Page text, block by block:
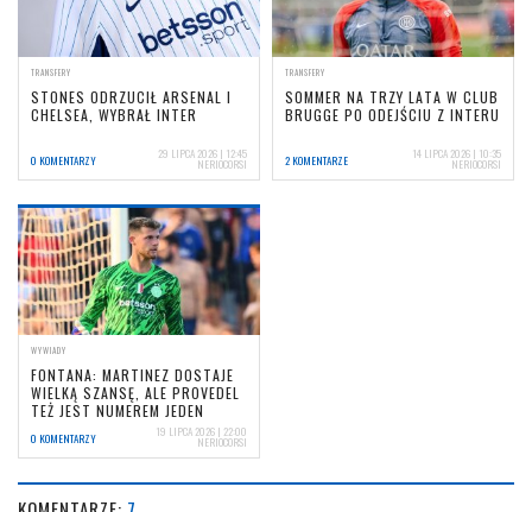
TRANSFERY
STONES ODRZUCIŁ ARSENAL I
CHELSEA, WYBRAŁ INTER
0 KOMENTARZY 29 LIPCA 2026 | 12:45
NERIOCORSI
TRANSFERY
SOMMER NA TRZY LATA W CLUB
BRUGGE PO ODEJŚCIU Z INTERU
2 KOMENTARZE 14 LIPCA 2026 | 10:35
NERIOCORSI
WYWIADY
FONTANA: MARTINEZ DOSTAJE
WIELKĄ SZANSĘ, ALE PROVEDEL
TEŻ JEST NUMEREM JEDEN
0 KOMENTARZY 19 LIPCA 2026 | 22:00
NERIOCORSI